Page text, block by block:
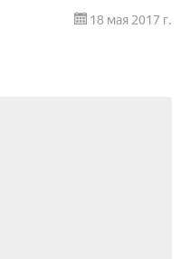
18 мая 2017 г.